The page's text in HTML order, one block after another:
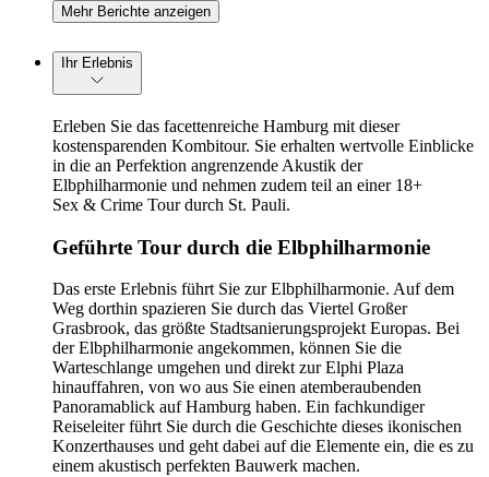
Mehr Berichte anzeigen
Ihr Erlebnis
Erleben Sie das facettenreiche Hamburg mit dieser
kostensparenden Kombitour. Sie erhalten wertvolle Einblicke
in die an Perfektion angrenzende Akustik der
Elbphilharmonie und nehmen zudem teil an einer 18+
Sex & Crime Tour durch St. Pauli.
Geführte Tour durch die Elbphilharmonie
Das erste Erlebnis führt Sie zur Elbphilharmonie. Auf dem
Weg dorthin spazieren Sie durch das Viertel Großer
Grasbrook, das größte Stadtsanierungsprojekt Europas. Bei
der Elbphilharmonie angekommen, können Sie die
Warteschlange umgehen und direkt zur Elphi Plaza
hinauffahren, von wo aus Sie einen atemberaubenden
Panoramablick auf Hamburg haben. Ein fachkundiger
Reiseleiter führt Sie durch die Geschichte dieses ikonischen
Konzerthauses und geht dabei auf die Elemente ein, die es zu
einem akustisch perfekten Bauwerk machen.